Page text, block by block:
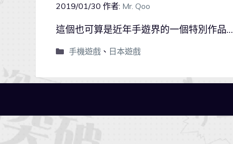
2019/01/30 作者: Mr. Qoo
這個也可算是近年手遊界的一個特別作品…
手機遊戲、 日本遊戲